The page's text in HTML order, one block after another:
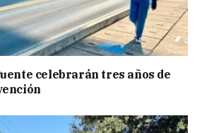
celebrarán tres años de